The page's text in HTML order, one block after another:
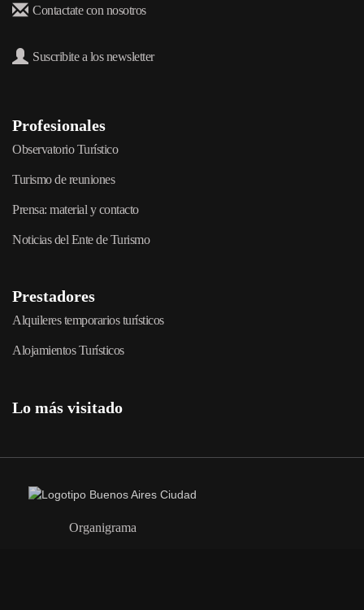
Contactate con nosotros
Suscribite a los newsletter
Profesionales
Observatorio Turístico
Turismo de reuniones
Prensa: material y contacto
Noticias del Ente de Turismo
Prestadores
Alquileres temporarios turísticos
Alojamientos Turísticos
Lo más visitado
Organigrama